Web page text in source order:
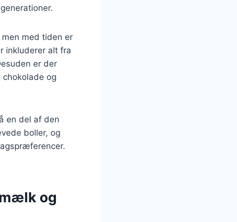
med tiden er
inkluderer alt fra
er der
og
en del af den
boller, og
og